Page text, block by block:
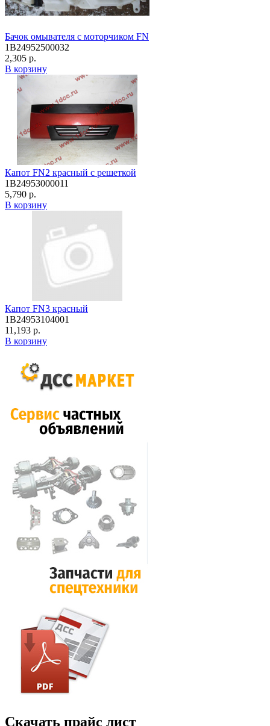
Бачок омывателя с моторчиком FN
1B24952500032
2,305 р.
В корзину
Капот FN2 красный с решеткой
1B24953000011
5,790 р.
В корзину
Капот FN3 красный
1B24953104001
11,193 р.
В корзину
Скачать прайс лист